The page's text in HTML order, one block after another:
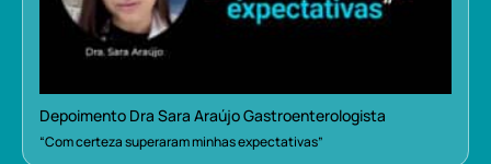
Depoimento Dra Sara Araújo Gastroenterologista
“Com certeza superaram minhas expectativas”